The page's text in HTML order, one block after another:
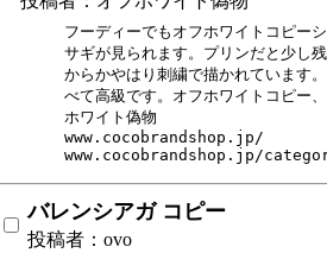
フーディーでもオフホワイトコピー
サギが見られます。プリンだと少し
からかやはり刺繍で描かれています
べて高級です。オフホワイトコピー
ホワイト偽物
www.cocobrandshop.jp/
www.cocobrandshop.jp/
バレンシアガ コピー
投稿者：ovo